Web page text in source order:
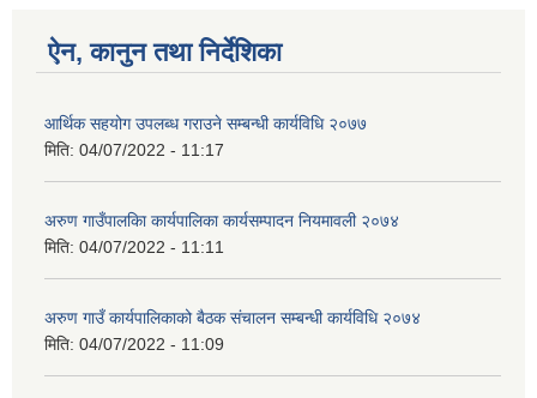
ऐन, कानुन तथा निर्देशिका
आर्थिक सहयोग उपलब्ध गराउने सम्बन्धी कार्यविधि २०७७
मिति: 04/07/2022 - 11:17
अरुण गाउँपालकिा कार्यपालिका कार्यसम्पादन नियमावली २०७४
मिति: 04/07/2022 - 11:11
अरुण गाउँ कार्यपालिकाको बैठक संचालन सम्बन्धी कार्यविधि २०७४
मिति: 04/07/2022 - 11:09